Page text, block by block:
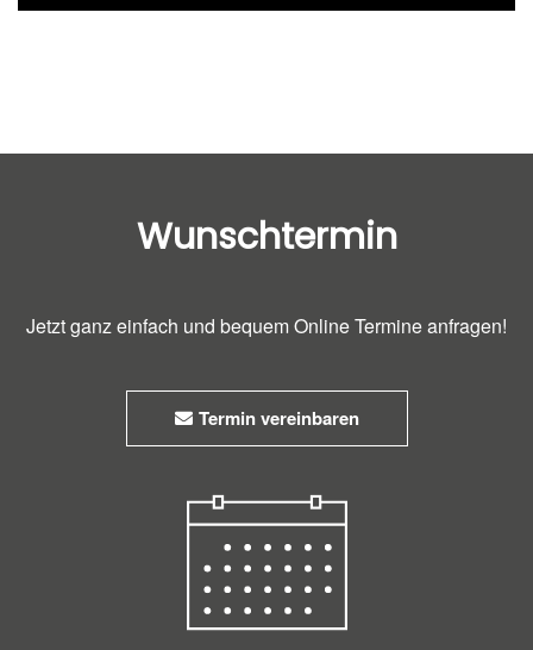
Wunschtermin
Jetzt ganz einfach und bequem Online Termine anfragen!
Termin vereinbaren